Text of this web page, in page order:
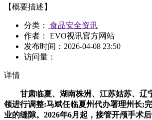
【概要描述】
分类：
食品安全资讯
作者： EVO视讯官方网站
发布时间： 2026-04-08 23:50
访问量：
详情
甘肃临夏、湖南株洲、江苏姑苏、辽
领进行调整:马斌任临夏州代办署理州长;
业的缝隙。2026年6月起，接管开颅手术